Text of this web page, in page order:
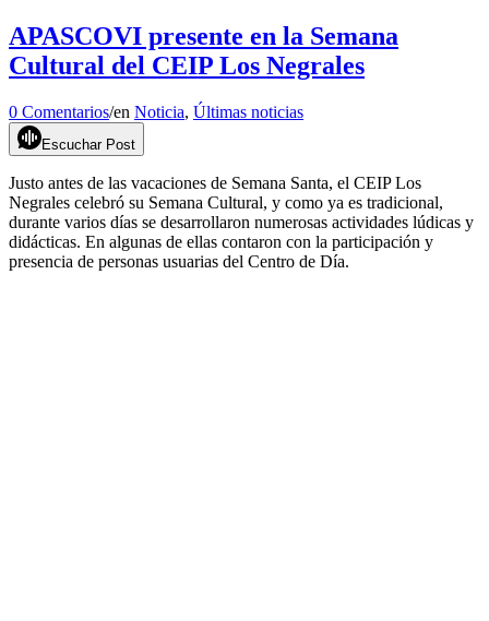
APASCOVI presente en la Semana
Cultural del CEIP Los Negrales
0 Comentarios/en Noticia, Últimas noticias
Escuchar Post
Justo antes de las vacaciones de Semana Santa, el CEIP Los
Negrales celebró su Semana Cultural, y como ya es tradicional,
durante varios días se desarrollaron numerosas actividades lúdicas y
didácticas. En algunas de ellas contaron con la participación y
presencia de personas usuarias del Centro de Día.